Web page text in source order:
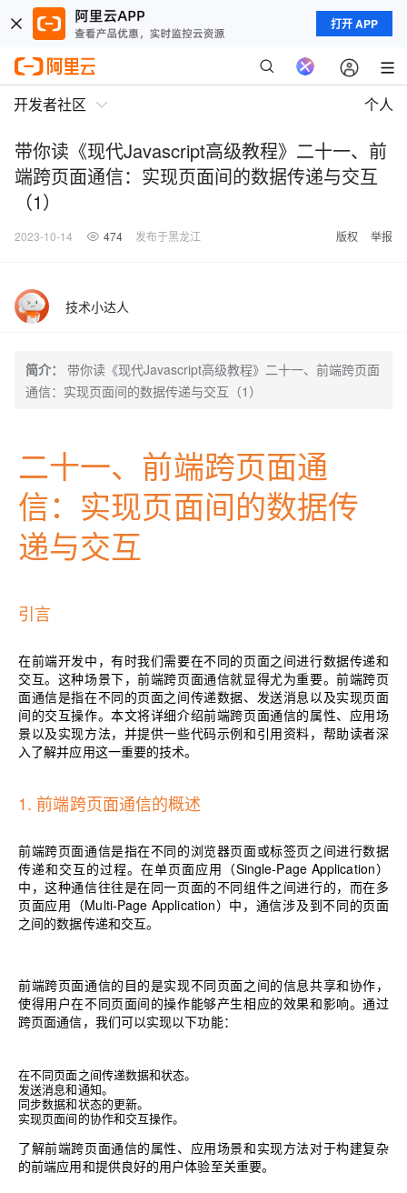
打开 APP
开发者社区 个人
带你读《现代Javascript高级教程》二十一、前
端跨页面通信：实现页面间的数据传递与交互
（1）
2023-10-14 474 发布于黑龙江 版权 举报
技术小达人
简介：
带你读《现代Javascript高级教程》二十一、前端跨页面
通信：实现页面间的数据传递与交互（1）
二十一、 前端跨页面通
信：实现页面间的数据传
递与交互
引言
在前端开发中，有时我们需要在不同的页面之间进行数据传递和
交互。这种场景下，前端跨页面通信就显得尤为重要。前端跨页
面通信是指在不同的页面之间传递数据、发送消息以及实现页面
间的交互操作。本文将详细介绍前端跨页面通信的属性、应用场
景以及实现方法，并提供一些代码示例和引用资料，帮助读者深
入了解并应用这一重要的技术。
1. 前端跨页面通信的概述
前端跨页面通信是指在不同的浏览器页面或标签页之间进行数据
传递和交互的过程。在单页面应用（Single-Page Application）
中，这种通信往往是在同一页面的不同组件之间进行的，而在多
页面应用（Multi-Page Application）中，通信涉及到不同的页面
之间的数据传递和交互。
前端跨页面通信的目的是实现不同页面之间的信息共享和协作，
使得用户在不同页面间的操作能够产生相应的效果和影响。通过
跨页面通信，我们可以实现以下功能：
在不同页面之间传递数据和状态。
发送消息和通知。
同步数据和状态的更新。
实现页面间的协作和交互操作。
了解前端跨页面通信的属性、应用场景和实现方法对于构建复杂
的前端应用和提供良好的用户体验至关重要。